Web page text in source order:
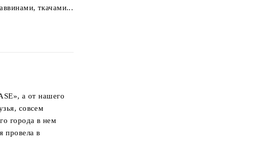
ткачами...
а от нашего
совсем
города в нем
провела в